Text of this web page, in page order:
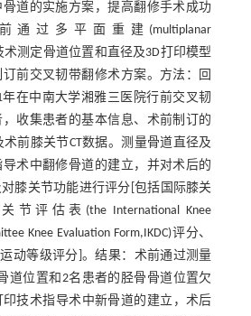
道的实施方案，提高翻修手术成功
过多平面重建(multiplanar
术测定骨道位置和直径及3D打印模型
前交叉韧带翻修术方案。方法：回
年在中南大学湘雅三医院行前交叉韧
收集患者的基本信息、术前制订的
前膝关节CT数据。测量骨道直径及
术中翻修骨道的建立，并对术后的
膝关节功能进行评分[包括国际膝关
评估表(the International Knee
Knee Evaluation Form,IKDC)评分、
运动等级评分]。结果：术前通过测量
道位置和2名患者的胫骨骨道位置欠
印技术指导术中新骨道的建立，术后